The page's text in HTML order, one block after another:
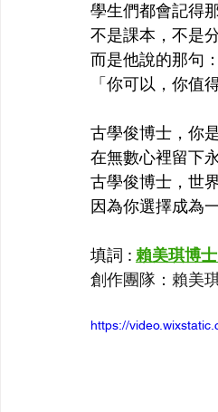
學生們都會記得
不是課本，不是
而是他說的那句：
「你可以，你值
古學俊博士，你
在無數心裡留下
古學俊博士，世
因為你選擇成為
填詞 : 賴美琪博士
創作團隊：賴美
https://